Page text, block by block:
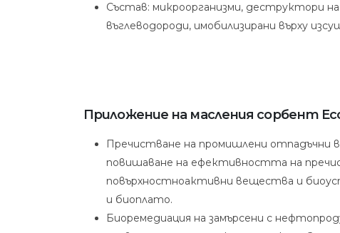
Състав: микроорганизми, деструктори
въглеводороди, имобилизирани върху
Приложение на масления сорбент
Пречистване на промишлени отпадъчни
повишаване на ефективността на
повърхностноактивни вещества и
и биоплато.
Биоремедиация на замърсени с